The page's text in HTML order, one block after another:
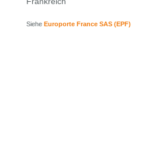
Siehe Europorte France SAS (EPF)